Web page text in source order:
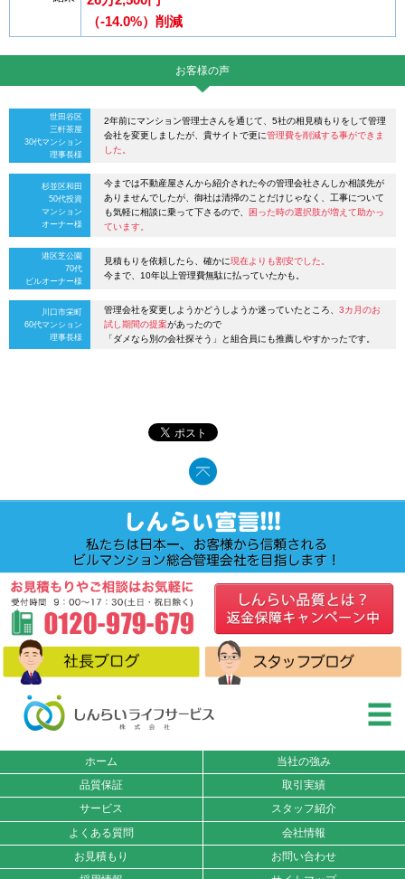
（-14.0%）削減
お客様の声
世田谷区
三軒茶屋
30代マンション
理事長様
2年前にマンション管理士さんを通じて、5社の相見積もりをして管理
会社を変更しましたが、貴サイトで更に管理費を削減する事ができま
した。
杉並区和田
50代投資
マンション
オーナー様
今までは不動産屋さんから紹介された今の管理会社さんしか相談先が
ありませんでしたが、御社は清掃のことだけじゃなく、工事について
も気軽に相談に乗って下さるので、 困った時の選択肢が増えて助かっ
ています。
港区芝公園
70代
ビルオーナー様
見積もりを依頼したら、確かに現在よりも割安でした。
今まで、10年以上管理費無駄に払っていたかも。
川口市栄町
60代マンション
理事長様
管理会社を変更しようかどうしようか迷っていたところ、3カ月のお
試し期間の提案があったので
「ダメなら別の会社探そう」と組合員にも推薦しやすかったです。
ホーム
当社の強み
品質保証
取引実績
サービス
スタッフ紹介
よくある質問
会社情報
お見積もり
お問い合わせ